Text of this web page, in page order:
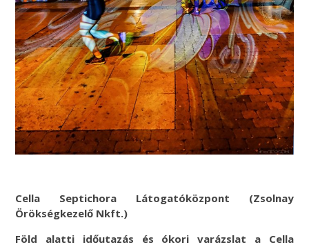
Cella Septichora Látogatóközpont (Zsolnay
Örökségkezelő Nkft.)
Föld alatti időutazás és ókori varázslat a Cella